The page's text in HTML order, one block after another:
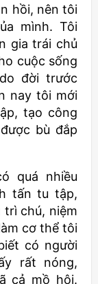
hồi, nên tôi
mình. Tôi
gia trái chủ
cuộc sống
đời trước
nay tôi mới
tạo công
bù đắp
quá nhiều
tấn tu tập,
trì chú, niệm
cơ thể tôi
có người
rất nóng,
cả mồ hôi.